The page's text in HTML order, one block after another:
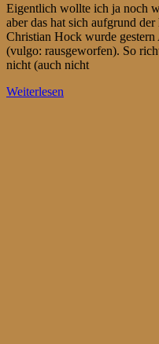
Eigentlich wollte ich ja noch
aber das hat sich aufgrund
Christian Hock wurde
(vulgo: rausgeworfen). So
nicht (auch nicht
Weiterlesen